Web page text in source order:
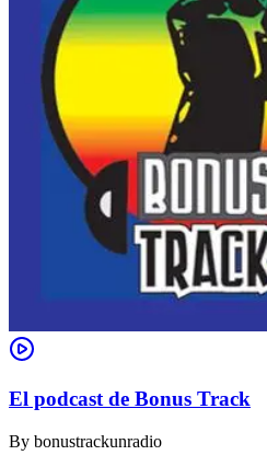
El podcast de Bonus Track
By bonustrackunradio